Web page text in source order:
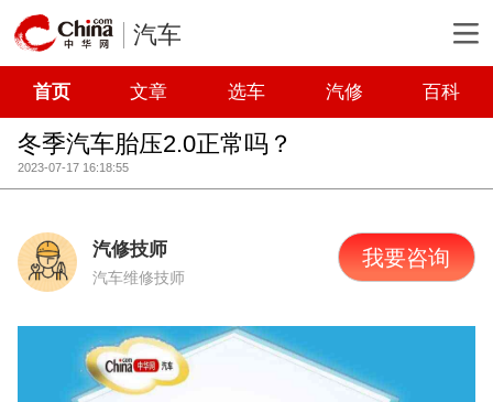
汽车
首页 文章 选车 汽修 百科
冬季汽车胎压2.0正常吗？
2023-07-17 16:18:55
汽修技师
汽车维修技师
我要咨询